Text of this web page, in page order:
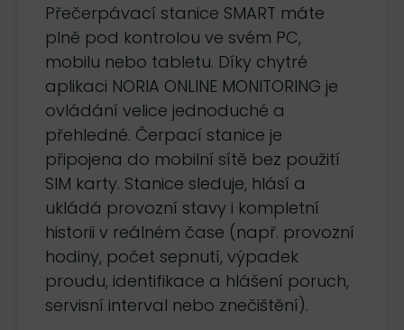
Přečerpávací stanice SMART máte
plně pod kontrolou ve svém PC,
mobilu nebo tabletu. Díky chytré
aplikaci NORIA ONLINE MONITORING je
ovládání velice jednoduché a
přehledné. Čerpací stanice je
připojena do mobilní sítě bez použití
SIM karty. Stanice sleduje, hlásí a
ukládá provozní stavy i kompletní
historii v reálném čase (např. provozní
hodiny, počet sepnutí, výpadek
proudu, iden­tifikace a hlášení poruch,
servisní interval nebo znečištění).